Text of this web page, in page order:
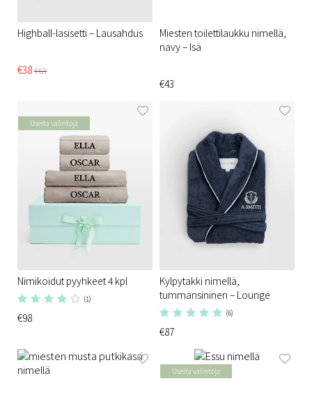
Highball-lasisetti – Lausahdus
€38€63
Miesten toilettilaukku nimellä,
navy – Isä
€43
Useita valintoja
Nimikoidut pyyhkeet 4 kpl
(1)
€98
Kylpytakki nimellä,
tummansininen – Lounge
(6)
€87
Useita valintoja